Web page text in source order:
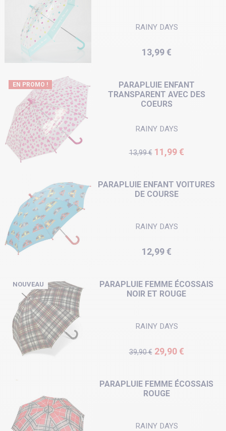
RAINY DAYS
Prix
13,99 €
PARAPLUIE ENFANT
TRANSPARENT AVEC DES
COEURS
RAINY DAYS
Prix de base
13,99 € Prix
11,99 €
EN PROMO !
PARAPLUIE ENFANT VOITURES
DE COURSE
RAINY DAYS
Prix
12,99 €
PARAPLUIE FEMME ÉCOSSAIS
NOIR ET ROUGE
RAINY DAYS
Prix de base
39,90 € Prix
29,90 €
NOUVEAU
PARAPLUIE FEMME ÉCOSSAIS
ROUGE
RAINY DAYS